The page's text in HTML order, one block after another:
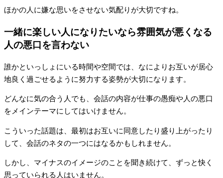
ほかの人に嫌な思いをさせない気配りが大切ですね。
一緒に楽しい人になりたいなら雰囲気が悪くなる
人の悪口を言わない
誰かといっしょにいる時間や空間では、なによりお互いが居心
地良く過ごせるように努力する姿勢が大切になります。
どんなに気の合う人でも、会話の内容が仕事の愚痴や人の悪口
をメインテーマにしてはいけません。
こういった話題は、最初はお互いに同意したり盛り上がったり
して、会話のネタの一つにはなるかもしれません。
しかし、マイナスのイメージのことを聞き続けて、ずっと快く
思っていられる人はいません。